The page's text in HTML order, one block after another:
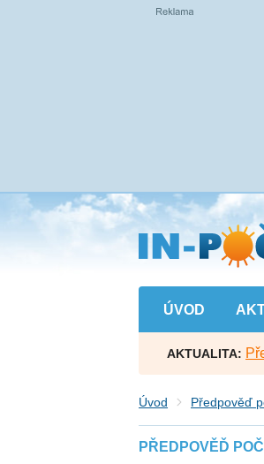
Přejít
na
hlavní
obsah
ÚVOD
AKTUALITA:
Úvod Předpověď
PŘEDPOVĚĎ